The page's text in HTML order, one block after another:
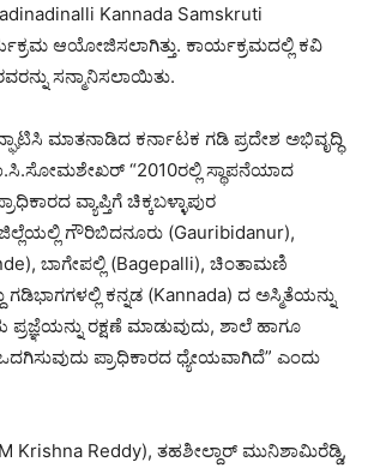
Kannada Samskruti
ಆಯೋಜಿಸಲಾಗಿತ್ತು. ಕಾರ್ಯಕ್ರಮದಲ್ಲಿ ಕವಿ
ಸನ್ಮಾನಿಸಲಾಯಿತು.
ಮಾತನಾಡಿದ ಕರ್ನಾಟಕ ಗಡಿ ಪ್ರದೇಶ ಅಭಿವೃದ್ಧಿ
“2010ರಲ್ಲಿ ಸ್ಥಾಪನೆಯಾದ
ವ್ಯಾಪ್ತಿಗೆ ಚಿಕ್ಕಬಳ್ಳಾಪುರ
ಗೌರಿಬಿದನೂರು (Gauribidanur),
ಬಾಗೇಪಲ್ಲಿ (Bagepalli), ಚಿಂತಾಮಣಿ
ಗಡಿಭಾಗಗಳಲ್ಲಿ ಕನ್ನಡ (Kannada) ದ ಅಸ್ಮಿತೆಯನ್ನು
ರಕ್ಷಣೆ ಮಾಡುವುದು, ಶಾಲೆ ಹಾಗೂ
ಪ್ರಾಧಿಕಾರದ ಧ್ಯೇಯವಾಗಿದೆ” ಎಂದು
(M Krishna Reddy), ತಹಶೀಲ್ದಾರ್ ಮುನಿಶಾಮಿರೆಡ್ಡಿ,